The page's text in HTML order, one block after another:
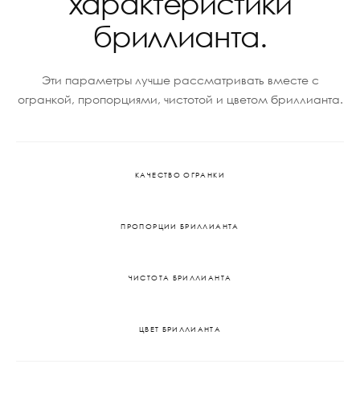
бриллианта.
Эти параметры лучше рассматривать вместе с
огранкой, пропорциями, чистотой и цветом бриллианта.
КАЧЕСТВО ОГРАНКИ
ПРОПОРЦИИ БРИЛЛИАНТА
ЧИСТОТА БРИЛЛИАНТА
ЦВЕТ БРИЛЛИАНТА